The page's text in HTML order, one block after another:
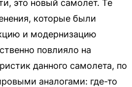
это новый самолет. Те
которые были
и модернизацию
повлияло на
данного самолета, по
аналогами: где-то